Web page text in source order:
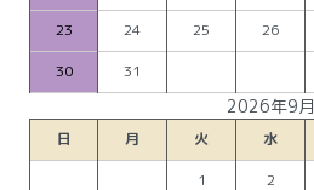
23
24 25 26
30
31
2026年9月
日 月 火 水
1
2